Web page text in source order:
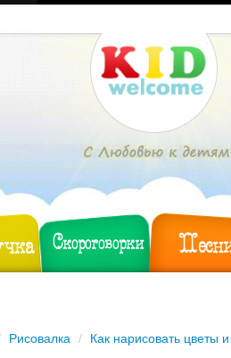
Скороговорки
Рисовалка / Как нарисовать цветы